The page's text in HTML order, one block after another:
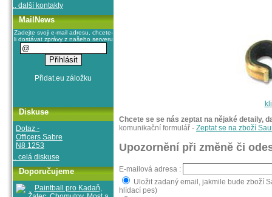
Chcete se se nás zeptat na nějaké detaily,
komunikační formulář - Zeptat se na zboží
Upozornění při změně či
E-mailová adresa :
Uložit zadaný email, jakmile bude zboží
hlídací pes)
.. další kontakty
MailNews
Zadejte svoji e-mail adresu, chcete-
li dostávat zprávy z našeho serveru
Diskuse
Dotaz -
Officers Sabre
N8 1253
.. celá diskuse
Doporučujeme